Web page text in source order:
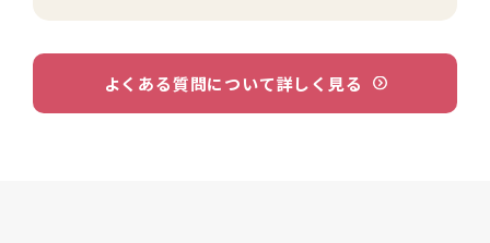
よくある質問について詳しく見る